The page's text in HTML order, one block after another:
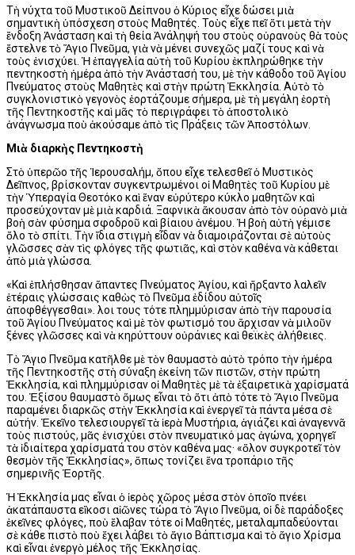
Τὴ νύχτα τοῦ Μυστικοῦ Δείπνου ὁ Κύριος εἶχε δώσει μιὰ
σημαντικὴ ὑπόσχεση στοὺς Μαθητές. Τοὺς εἶχε πεῖ ὅτι μετὰ τὴν
ἔνδοξη Ἀνάσταση καὶ τὴ θεία Ἀνάληψή του στοὺς οὐρανοὺς θὰ τοὺς
ἔστελνε τὸ Ἅγιο Πνεῦμα, γιὰ νὰ μένει συνεχῶς μαζί τους καὶ νὰ
τοὺς ἐνισχύει. Ἡ ἐπαγγελία αὐτὴ τοῦ Κυρίου ἐκπληρώθηκε τὴν
πεντηκοστὴ ἡμέρα ἀπὸ τὴν Ἀνάστασή του, μὲ τὴν κάθοδο τοῦ Ἁγίου
Πνεύματος στοὺς Μαθητὲς καὶ στὴν πρώτη Ἐκκλησία. Αὐτὸ τὸ
συγκλονιστικὸ γεγονὸς ἑορτάζουμε σήμερα, μὲ τὴ μεγάλη ἑορτὴ
τῆς Πεντηκοστῆς καὶ μᾶς τὸ περιγράφει τὸ ἀποστολικὸ
ἀνάγνωσμα ποὺ ἀκούσαμε ἀπὸ τὶς Πράξεις τῶν Ἀποστόλων.
Μιὰ διαρκὴς Πεντηκοστὴ
Στὸ ὑπερῶο τῆς Ἱερουσαλήμ, ὅπου εἶχε τελεσθεῖ ὁ Μυστικὸς
Δεῖπνος, βρίσκονταν συγκεντρωμένοι οἱ Μαθητὲς τοῦ Κυρίου μὲ
τὴν Ὑπεραγία Θεοτόκο καὶ ἕναν εὐρύτερο κύκλο μαθητῶν καὶ
προσεύχονταν μὲ μιὰ καρδιά. Ξαφνικὰ ἄκουσαν ἀπὸ τὸν οὐρανὸ μιὰ
βοὴ σὰν φύσημα σφοδροῦ καὶ βίαιου ἀνέμου. Ἡ βοὴ αὐτὴ γέμισε
ὅλο τὸ σπίτι. Τὴν ἴδια στιγμὴ εἶδαν νὰ διαμοιράζονται σὲ αὐτοὺς
γλῶσσες σὰν τὶς φλόγες τῆς φωτιᾶς, καὶ στὸν καθένα νὰ κάθεται
ἀπὸ μιὰ γλώσσα.
«Καὶ ἐπλήσθησαν ἅπαντες Πνεύματος Ἁγίου, καὶ ἤρξαντο λαλεῖν
ἑτέραις γλώσσαις καθὼς τὸ Πνεῦμα ἐδίδου αὐτοῖς
ἀποφθέγγεσθαι». Ὅλοι τους τότε πλημμύρισαν ἀπὸ τὴν παρουσία
τοῦ Ἁγίου Πνεύματος καὶ μὲ τὸν φωτισμό του ἄρχισαν νὰ μιλοῦν
ξένες γλῶσσες καὶ νὰ κηρύττουν οὐράνιες καὶ θεϊκὲς ἀλήθειες.
Τὸ Ἅγιο Πνεῦμα κατῆλθε μὲ τὸν θαυμαστὸ αὐτὸ τρόπο τὴν ἡμέρα
τῆς Πεντηκοστῆς στὴ σύναξη ἐκείνη τῶν πιστῶν, στὴν πρώτη
Ἐκκλησία, καὶ πλημμύρισαν οἱ Μαθητὲς μὲ τὰ ἐξαιρετικὰ χαρίσματά
του. Ἐξίσου θαυμαστὸ ὅμως εἶναι τὸ ὅτι ἀπὸ τότε τὸ Ἅγιο Πνεῦμα
παραμένει διαρκῶς στὴν Ἐκκλησία καὶ ἐνεργεῖ τὰ πάντα μέσα σὲ
αὐτήν. Ἐκεῖνο τελεσιουργεῖ τὰ ἱερὰ Μυστήρια, ἁγιάζει καὶ ἀναγεννᾶ
τοὺς πιστούς, μᾶς ἐνισχύει στὸν πνευματικό μας ἀγώνα, χορηγεῖ
τὰ ἰδιαίτερα χαρίσματά του στὸν καθένα μας· «ὅλον συγκροτεῖ τὸν
θεσμὸν τῆς Ἐκκλησίας», ὅπως τονίζει ἕνα τροπάριο τῆς
σημερινῆς Ἑορτῆς.
Ἡ Ἐκκλησία μας εἶναι ὁ ἱερὸς χῶρος μέσα στὸν ὁποῖο πνέει
ἀκατάπαυστα εἴκοσι αἰῶνες τώρα τὸ Ἅγιο Πνεῦμα, οἱ δὲ παράδοξες
ἐκεῖνες φλόγες, ποὺ ἔλαβαν τότε οἱ Μαθητές, μεταλαμπαδεύονται
σὲ κάθε πιστὸ ποὺ ἔχει λάβει τὸ ἅγιο Βάπτισμα καὶ τὸ ἅγιο Χρίσμα
καὶ εἶναι ἐνεργὸ μέλος τῆς Ἐκκλησίας.